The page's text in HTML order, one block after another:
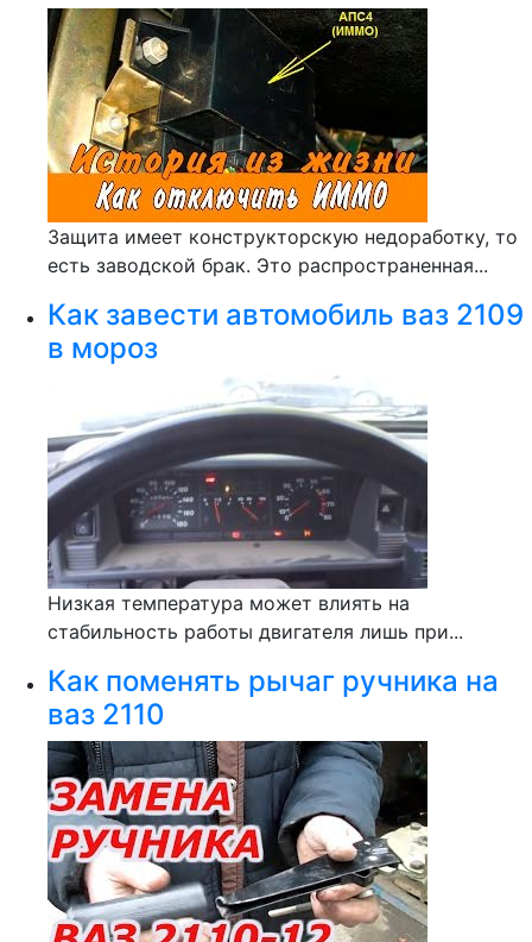
Защита имеет конструкторскую недоработку, то
есть заводской брак. Это распространенная...
Как завести автомобиль ваз 2109
в мороз
Низкая температура может влиять на
стабильность работы двигателя лишь при...
Как поменять рычаг ручника на
ваз 2110